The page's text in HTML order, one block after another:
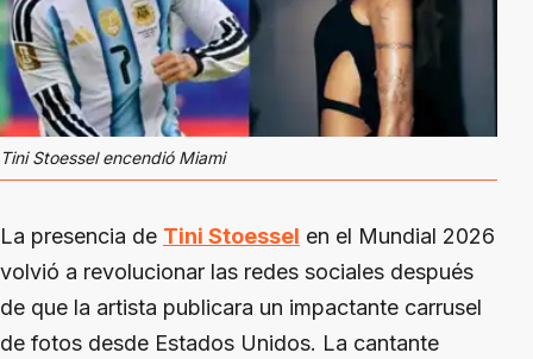
Tini Stoessel encendió Miami
La presencia de Tini Stoessel en el Mundial 2026
volvió a revolucionar las redes sociales después
de que la artista publicara un impactante carrusel
de fotos desde Estados Unidos. La cantante